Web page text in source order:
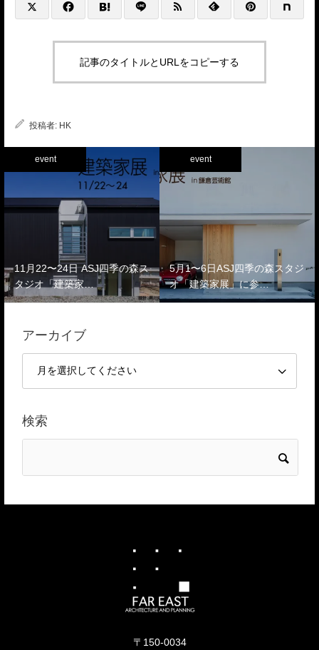
記事のタイトルとURLをコピーする
投稿者: HK
event
11月22〜24日 ASJ四季の森ス
タジオ「建築家…
event
5月1〜6日ASJ四季の森スタジ
オ「建築家展」に参…
アーカイブ
検索
〒150-0034